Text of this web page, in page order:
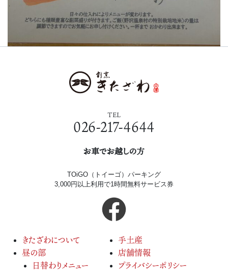
TEL
026-217-4644
お車でお越しの方
TOiGO（トイーゴ）パーキング
3,000円以上利用で1時間無料サービス券
きたざわについて
昼の部
日替わりメニュー
手土産
店舗情報
プライバシーポリシー